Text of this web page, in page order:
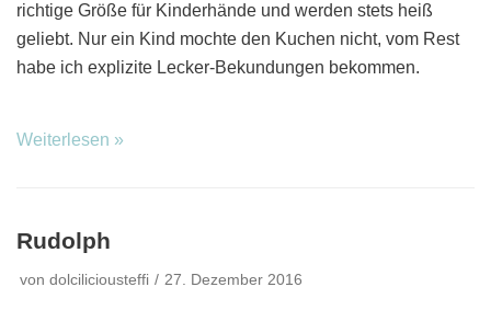
richtige Größe für Kinderhände und werden stets heiß
geliebt. Nur ein Kind mochte den Kuchen nicht, vom Rest
habe ich explizite Lecker-Bekundungen bekommen.
Weiterlesen »
Rudolph
von dolciliciousteffi 27. Dezember 2016